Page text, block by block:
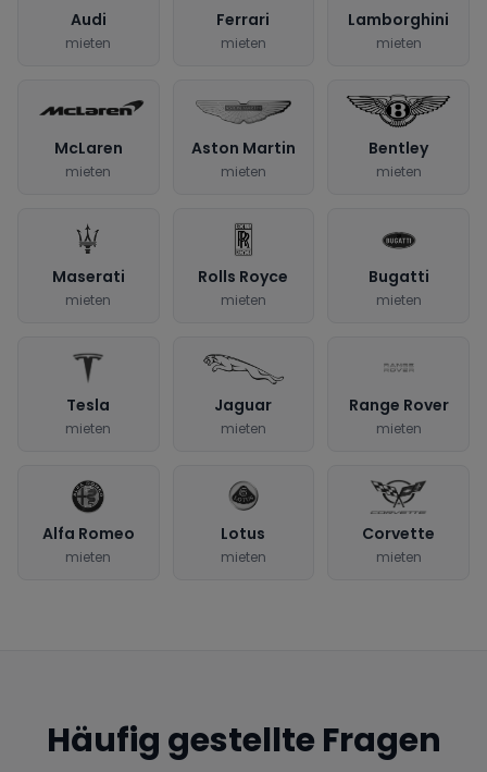
Audi
mieten
Ferrari
mieten
Lamborghini
mieten
McLaren
mieten
Aston Martin
mieten
Bentley
mieten
Maserati
mieten
Rolls Royce
mieten
Bugatti
mieten
Tesla
mieten
Jaguar
mieten
Range Rover
mieten
Alfa Romeo
mieten
Lotus
mieten
Corvette
mieten
Häufig gestellte Fragen